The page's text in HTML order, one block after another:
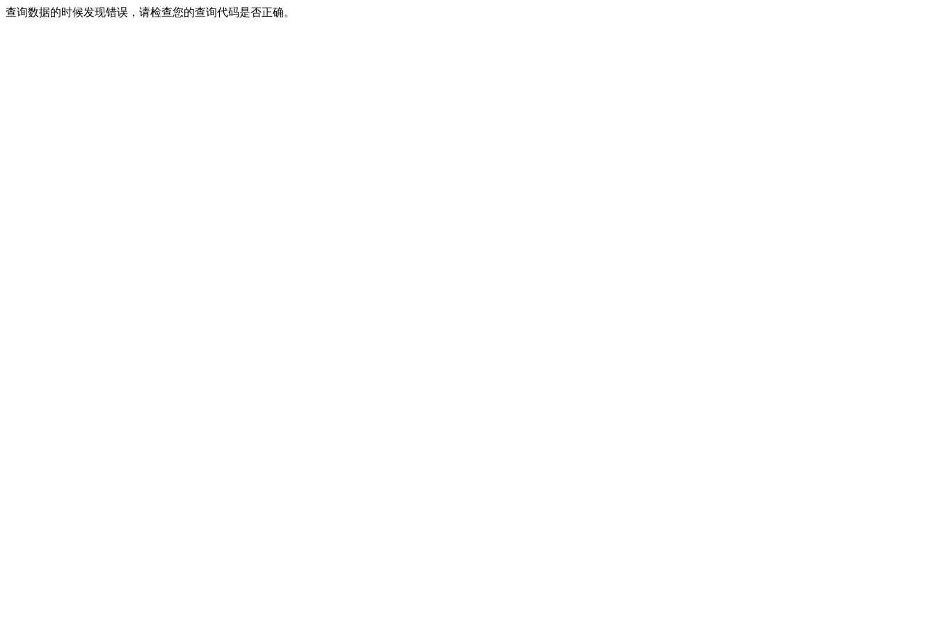
查询数据的时候发现错误，请检查您的查询代码是否正确。